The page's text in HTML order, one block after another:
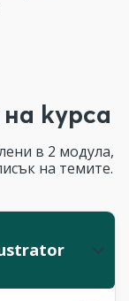
курса
в 2 модула,
на темите.